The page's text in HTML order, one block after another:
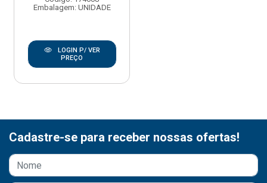
Embalagem: UNIDADE
LOGIN P/ VER
PREÇO
Cadastre-se para receber nossas ofertas!